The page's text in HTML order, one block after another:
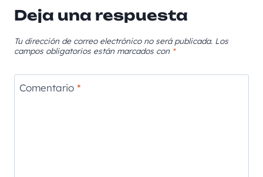
Deja una respuesta
Tu dirección de correo electrónico no será publicada. Los
campos obligatorios están marcados con *
Comentario *